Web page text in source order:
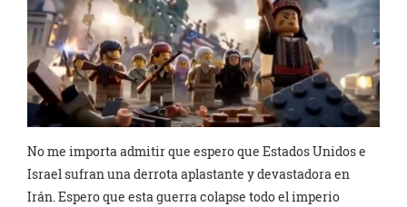
No me importa admitir que espero que Estados Unidos e
Israel sufran una derrota aplastante y devastadora en
Irán. Espero que esta guerra colapse todo el imperio